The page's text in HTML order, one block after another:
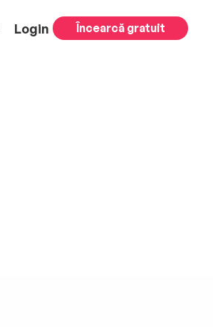
Login Încearcă gratuit